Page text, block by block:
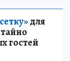
для
гостей